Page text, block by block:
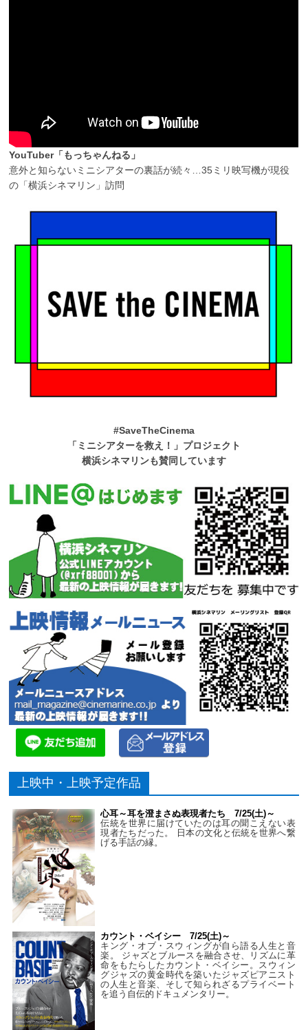
YouTuber「もっちゃんねる」
意外と知らないミニシアターの裏話が続々…35ミリ映写機が現役
の「横浜シネマリン」訪問
#SaveTheCinema
「ミニシアターを救え！」プロジェクト
横浜シネマリンも賛同しています
上映中・上映予定作品
心耳～耳を澄まさぬ表現者たち 7/25(土)～
伝統を世界に届けていたのは耳の聞こえない表
現者たちだった。 日本の文化と伝統を世界へ繋
げる手話の縁。
カウント・ベイシー 7/25(土)～
キング・オブ・スウィングが自ら語る人生と音
楽。 ジャズとブルースを融合させ、リズムに革
命をもたらしたカウント・ベイシー。スウィン
グジャズの黄金時代を築いたジャズピアニスト
の人生と音楽、そして知られざるプライベート
を追う自伝的ドキュメンタリー。